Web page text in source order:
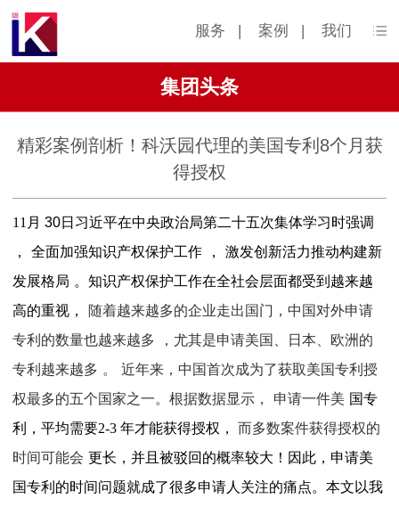
服务 | 案例 | 我们
集团头条
精彩案例剖析！科沃园代理的美国专利8个月获
得授权
11 月 30日 习近平在中央政治局第二十五次集体学习时强调
，
全面加强知识产权保护工作 ，
激发创新活力推动构建新
发展格局 。知识产权保护工作在全社会层面都受到越来越
高的重视，
随着越来越多的企业走出国门，中国对外申请
专利的数量也越来越多
， 尤其是申请美国、日本、欧洲的
专利越来越多 。 近年来， 中国首次成为了获取美国专利授
权最多的五个国家之一。根据数据显示，
申请一件美 国专
利，平均需要2-3 年才能获得授权，
而多数案件获得授权的
时间可能会 更长，并且被驳回的概率较大！因此，申请美
国专利的时间问题就成了很多申请人关注的痛点。本文以我